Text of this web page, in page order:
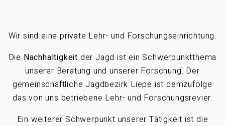
Wir sind eine private Lehr- und Forschungseinrichtung.
Die Nachhaltigkeit der Jagd ist ein Schwerpunktthema
unserer Beratung und unserer Forschung. Der
gemeinschaftliche Jagdbezirk Liepe ist demzufolge
das von uns betriebene Lehr- und Forschungsrevier.
Ein weiterer Schwerpunkt unserer Tätigkeit ist die